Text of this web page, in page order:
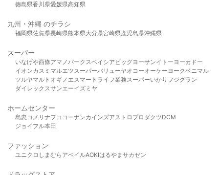
徳島県香川県愛媛県高知県
九州・沖縄 のチラシ
福岡県佐賀県長崎県熊本県大分県宮崎県鹿児島県沖縄県
スーパー
いなげや西條アマノパークスベイシア ビッグヨーサンイトーヨーカドー
イオンカスミ マルエツスーパーバリューヤオコーオーケー ヨークベニマル
ツルヤマルト オギノ エスマート ライフ業務スーパーいかり フジグラン
ダイレックスサンエーイズミヤ
ホームセンター
島忠 コメリ ナフコ コーナンカインズアストロプロダクツDCM
ジョイフル本田
ファッション
ユニクロ しまむら アベイルAOKIはるやま サカゼン